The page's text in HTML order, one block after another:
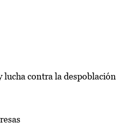
lucha contra la despoblación